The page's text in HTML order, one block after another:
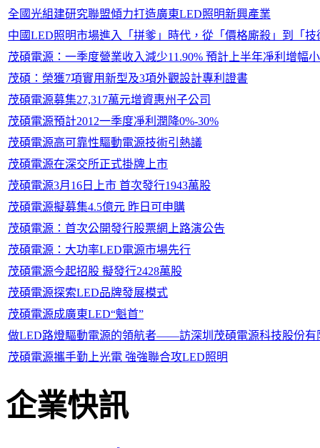
全國光組建研究聯盟傾力打造廣東LED照明新興產業
中國LED照明市場進入「拼爹」時代，從「價格廝殺」到「技
茂碩電源：一季度營業收入減少11.90% 預計上半年凈利增幅
茂碩：榮獲7項實用新型及3項外觀設計專利證書
茂碩電源募集27,317萬元增資惠州子公司
茂碩電源預計2012一季度凈利潤降0%-30%
茂碩電源高可靠性驅動電源技術引熱議
茂碩電源在深交所正式掛牌上市
茂碩電源3月16日上市 首次發行1943萬股
茂碩電源擬募集4.5億元 昨日可申購
茂碩電源：首次公開發行股票網上路演公告
茂碩電源：大功率LED電源市場先行
茂碩電源今起招股 擬發行2428萬股
茂碩電源探索LED品牌發展模式
茂碩電源成廣東LED“魁首”
做LED路燈驅動電源的領航者——訪深圳茂碩電源科技股份有
茂碩電源攜手勤上光電 強強聯合攻LED照明
企業快訊